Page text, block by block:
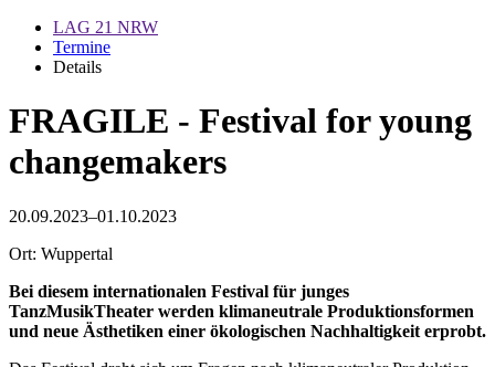
LAG 21 NRW
Termine
Details
FRAGILE - Festival for young
changemakers
20.09.2023–01.10.2023
Ort: Wuppertal
Bei diesem internationalen Festival für junges
TanzMusikTheater werden klimaneutrale Produktionsformen
und neue Ästhetiken einer ökologischen Nachhaltigkeit erprobt.